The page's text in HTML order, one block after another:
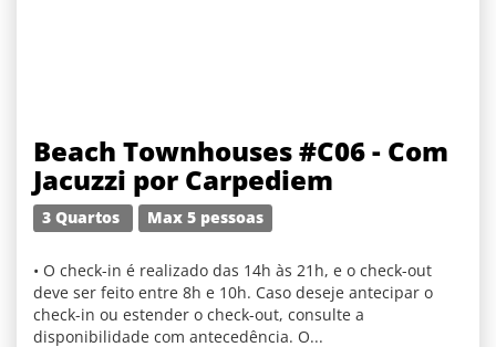
Beach Townhouses #C06 - Com
Jacuzzi por Carpediem
3 Quartos Max 5 pessoas
• O check-in é realizado das 14h às 21h, e o check-out
deve ser feito entre 8h e 10h. Caso deseje antecipar o
check-in ou estender o check-out, consulte a
disponibilidade com antecedência. O...